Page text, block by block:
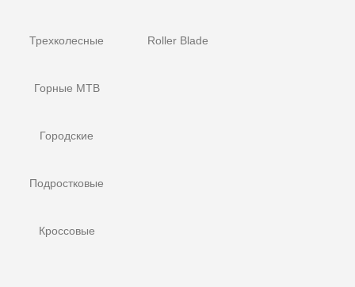
Трехколесные
Горные MTB
Городские
Подростковые
Кроссовые
Roller Blade